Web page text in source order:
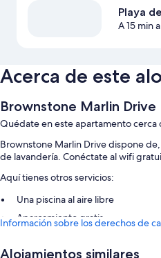
Playa
A 15 min
Acerca de este
Brownstone Marlin Drive
Quédate en este apartamento cerca
Brownstone Marlin Drive dispone
de lavandería. Conéctate al wifi
Aquí tienes otros servicios:
Una piscina al aire libre
Aparcamiento gratis
Información sobre los derechos de
Alojamientos similares